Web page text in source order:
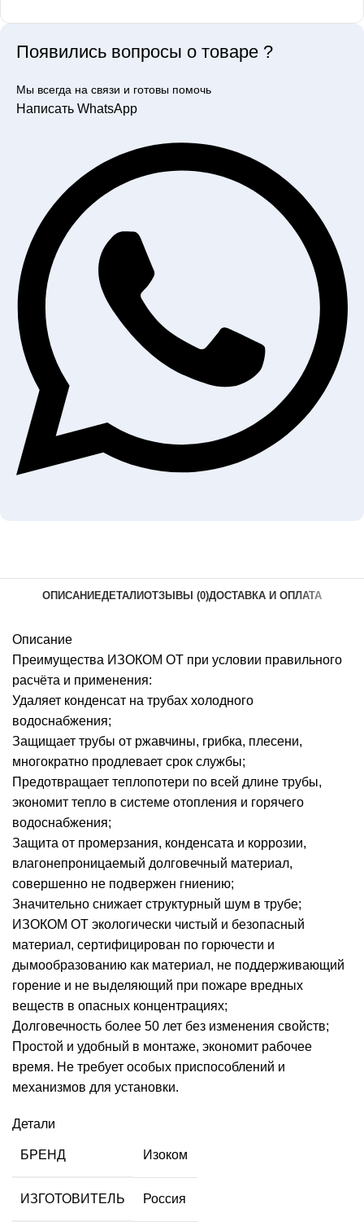
Появились вопросы о товаре ?
Мы всегда на связи и готовы помочь
Написать WhatsApp
ОПИСАНИЕДЕТАЛИОТЗЫВЫ (0)ДОСТАВКА И ОПЛАТА
Описание
Преимущества ИЗОКОМ ОТ при условии правильного
расчёта и применения:
Удаляет конденсат на трубах холодного
водоснабжения;
Защищает трубы от ржавчины, грибка, плесени,
многократно продлевает срок службы;
Предотвращает теплопотери по всей длине трубы,
экономит тепло в системе отопления и горячего
водоснабжения;
Защита от промерзания, конденсата и коррозии,
влагонепроницаемый долговечный материал,
совершенно не подвержен гниению;
Значительно снижает структурный шум в трубе;
ИЗОКОМ ОТ экологически чистый и безопасный
материал, сертифицирован по горючести и
дымообразованию как материал, не поддерживающий
горение и не выделяющий при пожаре вредных
веществ в опасных концентрациях;
Долговечность более 50 лет без изменения свойств;
Простой и удобный в монтаже, экономит рабочее
время. Не требует особых приспособлений и
механизмов для установки.
Детали
БРЕНД Изоком
ИЗГОТОВИТЕЛЬ Россия